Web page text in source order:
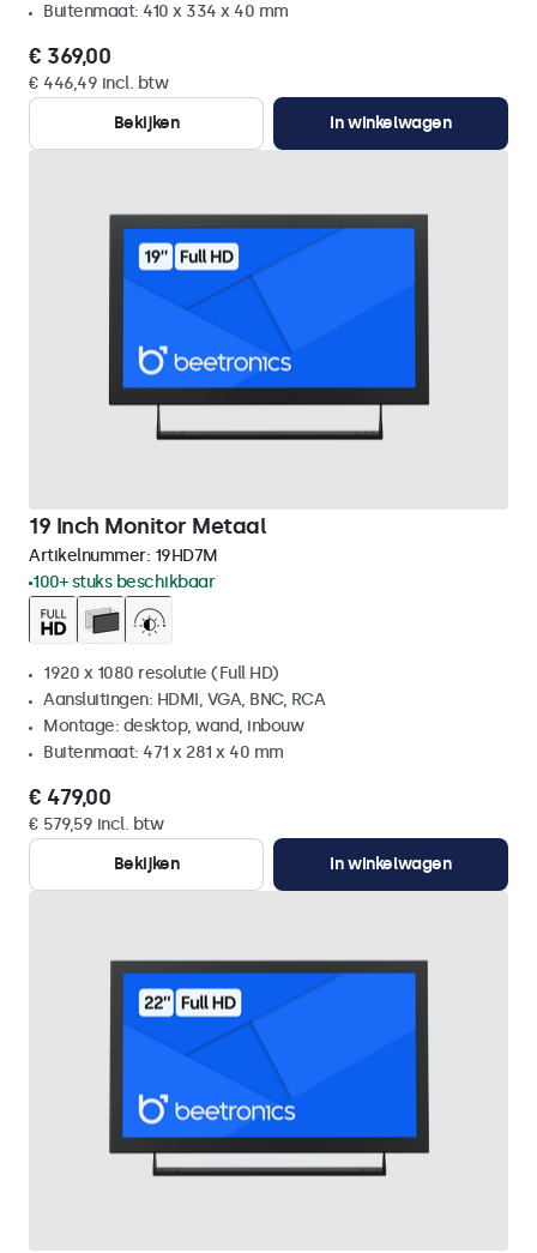
Buitenmaat: 410 x 334 x 40 mm
€ 369,00
€ 446,49 incl. btw
Bekijken
In winkelwagen
19 Inch Monitor Metaal
Artikelnummer: 19HD7M
100+ stuks beschikbaar
1920 x 1080 resolutie (Full HD)
Aansluitingen: HDMI, VGA, BNC, RCA
Montage: desktop, wand, inbouw
Buitenmaat: 471 x 281 x 40 mm
€ 479,00
€ 579,59 incl. btw
Bekijken
In winkelwagen